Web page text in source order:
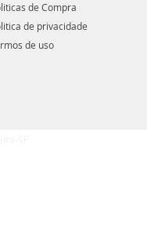
de Compra
de privacidade
de uso